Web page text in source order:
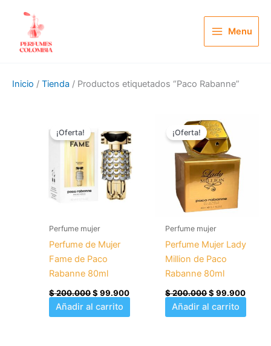
contenido
Menu
Inicio / Tienda / Productos etiquetados “Paco Rabanne”
¡Oferta!
Perfume mujer
Perfume de Mujer
Fame de Paco
Rabanne 80ml
$200.000
original
era:
$ 200.000.
$ 99.900
actual
$ 99.900.
Añadir al carrito
¡Oferta!
Perfume mujer
Perfume Mujer Lady
Million de Paco
Rabanne 80ml
$200.000
precio
original
era:
$ 200.000.
$ 99.900
Añadir al carrito